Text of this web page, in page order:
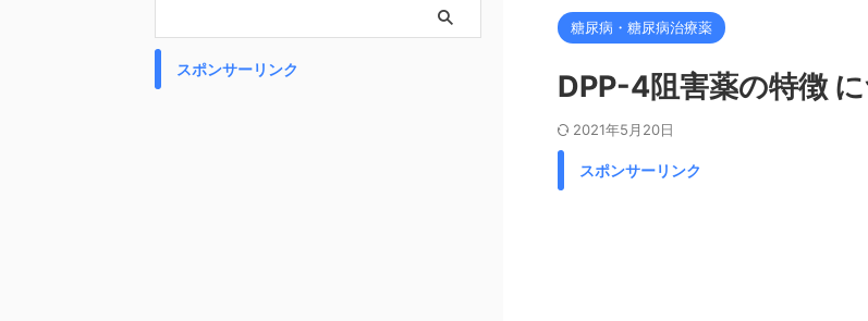
糖尿病・糖尿病治療薬
DPP-4阻害薬の特徴
2021年5月20日
スポンサーリンク
スポンサーリンク